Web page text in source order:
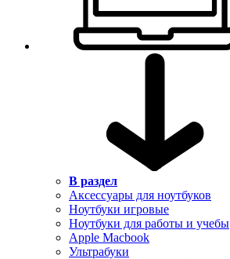
В раздел
Аксессуары для ноутбуков
Ноутбуки игровые
Ноутбуки для работы и учебы
Apple Macbook
Ультрабуки